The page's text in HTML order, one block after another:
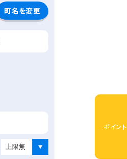
町名を変更
ポイント